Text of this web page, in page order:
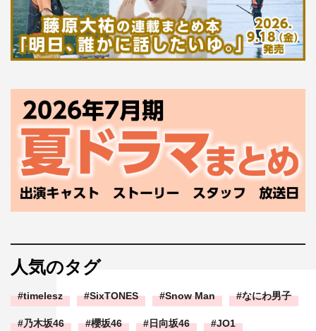
人気のタグ
timelesz SixTONES Snow Man なにわ男子
乃木坂46 櫻坂46 日向坂46 JO1